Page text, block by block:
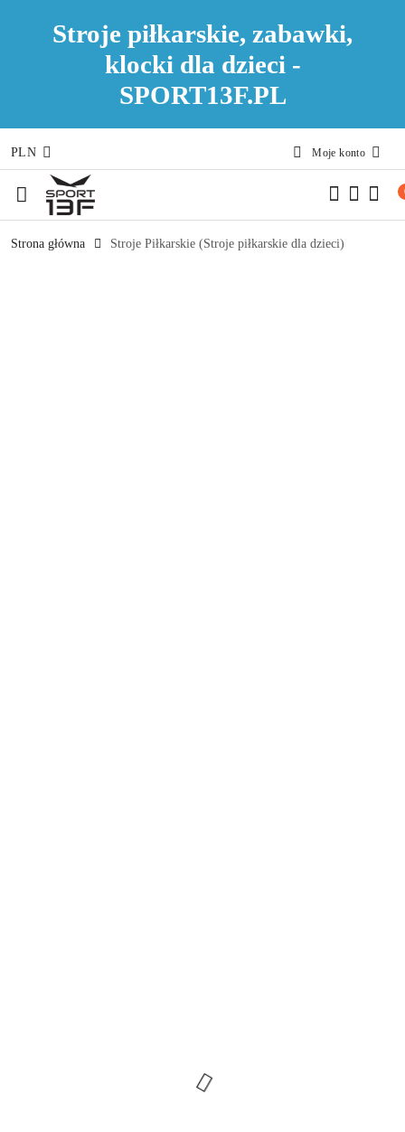
Stroje piłkarskie, zabawki,
klocki dla dzieci -
SPORT13F.PL
Przejdź do treści głównej
Przejdź do wyszukiwarki
Przejdź do moje konto
Przejdź do menu głównego
Przejdź do opisu produktu
Przejdź do stopki
PLN Moje konto
Strona główna Stroje Piłkarskie (Stroje piłkarskie dla dzieci)